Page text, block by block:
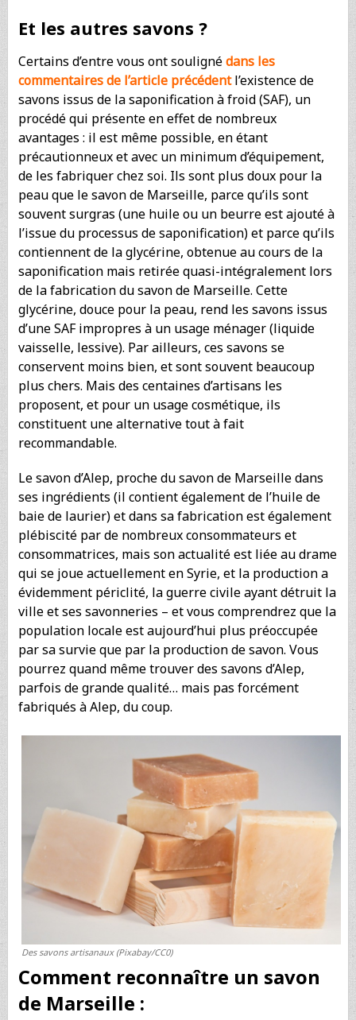
Et les autres savons ?
Certains d’entre vous ont soulignédans les
commentaires de l’article précédentl’existence de
savons issus de la saponification à froid (SAF), un
procédé qui présente en effet de nombreux
avantages : il est même possible, en étant
précautionneux et avec un minimum d’équipement,
de les fabriquer chez soi. Ils sont plus doux pour la
peau que le savon de Marseille, parce qu’ils sont
souvent surgras (une huile ou un beurre est ajouté à
l’issue du processus de saponification) et parce qu’ils
contiennent de la glycérine, obtenue au cours de la
saponification mais retirée quasi-intégralement lors
de la fabrication du savon de Marseille. Cette
glycérine, douce pour la peau, rend les savons issus
d’une SAF impropres à un usage ménager (liquide
vaisselle, lessive). Par ailleurs, ces savons se
conservent moins bien, et sont souvent beaucoup
plus chers. Mais des centaines d’artisans les
proposent, et pour un usage cosmétique, ils
constituent une alternative tout à fait
recommandable.
Le savon d’Alep, proche du savon de Marseille dans
ses ingrédients (il contient également de l’huile de
baie de laurier) et dans sa fabrication est également
plébiscité par de nombreux consommateurs et
consommatrices, mais son actualité est liée au drame
qui se joue actuellement en Syrie, et la production a
évidemment périclité, la guerre civile ayant détruit la
ville et ses savonneries – et vous comprendrez que la
population locale est aujourd’hui plus préoccupée
par sa survie que par la production de savon. Vous
pourrez quand même trouver des savons d’Alep,
parfois de grande qualité… mais pas forcément
fabriqués à Alep, du coup.
Des savons artisanaux (Pixabay/CC0)
Comment reconnaître un savon
de Marseille :